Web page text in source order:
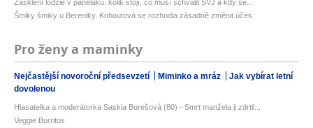
Zasklení lodžie v paneláku: kolik stojí, co musí schválit SVJ a kdy se...
Šmiky šmiky u Bereniky. Kohoutová se rozhodla zásadně změnit účes
Pro ženy a maminky
Nejčastější novoroční předsevzetí Miminko a mráz
Jak vybírat letní
dovolenou
Hlasatelka a moderátorka Saskia Burešová (80) - Smrt manžela ji zdrtil...
Veggie Burritos